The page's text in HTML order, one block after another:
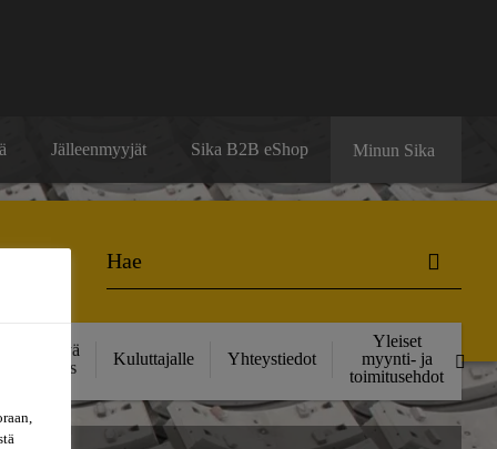
Jälleenmyyjät Sika B2B eShop Minun Sika
Kestävä
kehitys
Kuluttajalle Yhteystiedot
Yleiset
myynti- ja
toimitusehdot